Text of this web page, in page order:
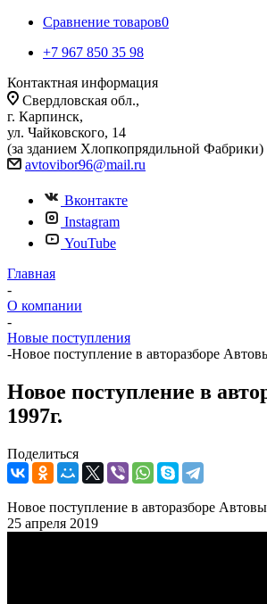
Сравнение товаров0
+7 967 850 35 98
Контактная информация
Свердловская обл.,
г. Карпинск,
ул. Чайковского, 14
(за зданием Хлопкопрядильной Фабрики)
avtovibor96@mail.ru
Вконтакте
Instagram
YouTube
Главная
-
О компании
-
Новые поступления
-Новое поступление в авторазборе
Новое поступление в
1997г.
Поделиться
Новое поступление в авторазборе
25 апреля 2019